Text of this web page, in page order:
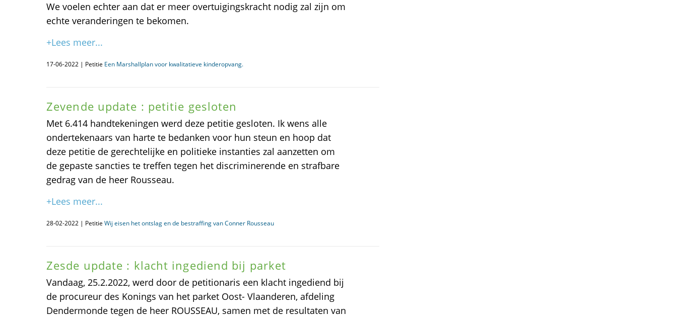
We voelen echter aan dat er meer overtuigingskracht nodig zal zijn om
echte veranderingen te bekomen.
+Lees meer...
17-06-2022 | Petitie Een Marshallplan voor kwalitatieve kinderopvang.
Zevende update : petitie gesloten
Met 6.414 handtekeningen werd deze petitie gesloten. Ik wens alle
ondertekenaars van harte te bedanken voor hun steun en hoop dat
deze petitie de gerechtelijke en politieke instanties zal aanzetten om
de gepaste sancties te treffen tegen het discriminerende en strafbare
gedrag van de heer Rousseau.
+Lees meer...
28-02-2022 | Petitie Wij eisen het ontslag en de bestraffing van Conner Rousseau
Zesde update : klacht ingediend bij parket
Vandaag, 25.2.2022, werd door de petitionaris een klacht ingediend bij
de procureur des Konings van het parket Oost- Vlaanderen, afdeling
Dendermonde tegen de heer ROUSSEAU, samen met de resultaten van